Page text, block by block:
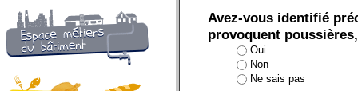
Avez-vous identifié
provoquent
Oui
Non
Ne sais pas